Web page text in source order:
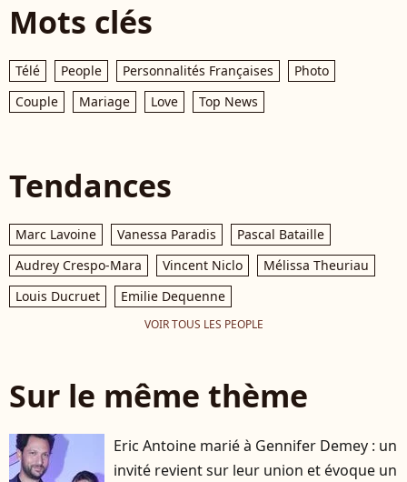
Mots clés
Télé People Personnalités Françaises
Photo
Couple
Mariage Love Top News
Tendances
Marc Lavoine Vanessa Paradis
Pascal Bataille
Audrey Crespo-Mara
Vincent Niclo
Mélissa Theuriau
Louis Ducruet
Emilie Dequenne
VOIR TOUS LES PEOPLE
Sur le même thème
Eric Antoine marié à Gennifer Demey : un
invité revient sur leur union et évoque un